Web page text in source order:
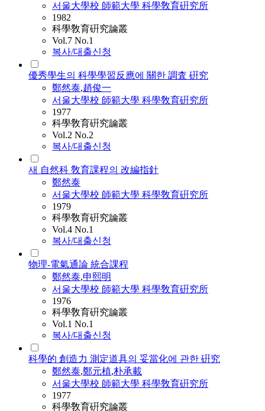
서울大學校 師範大學 科學敎育硏究所
1982
科學敎育硏究論叢
Vol.7 No.1
복사/대출신청
優秀學生의 科學學習反應에 關한 調査 硏究
鄭然泰,趙俊一
서울大學校 師範大學 科學敎育硏究所
1977
科學敎育硏究論叢
Vol.2 No.2
복사/대출신청
새 自然科 敎育課程의 改編指針
鄭然泰
서울大學校 師範大學 科學敎育硏究所
1979
科學敎育硏究論叢
Vol.4 No.1
복사/대출신청
物理-電氣通論 統合課程
鄭然泰,申熙明
서울大學校 師範大學 科學敎育硏究所
1976
科學敎育硏究論叢
Vol.1 No.1
복사/대출신청
科學的 創造力 測定道具의 妥當化에 관한 硏究
鄭然泰,鄭元植,朴承載
서울大學校 師範大學 科學敎育硏究所
1977
科學敎育硏究論叢